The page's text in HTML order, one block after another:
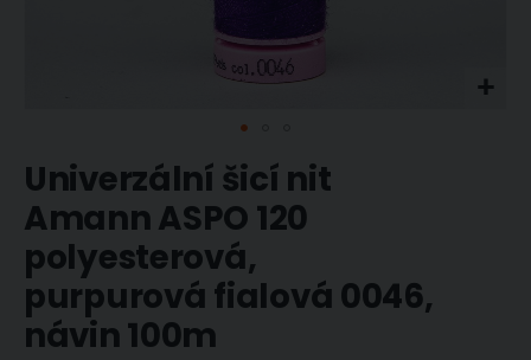
na
začátek
galerie
s
obrázky
Univerzální šicí nit
Amann ASPO 120
polyesterová,
purpurová fialová 0046,
návin 100m